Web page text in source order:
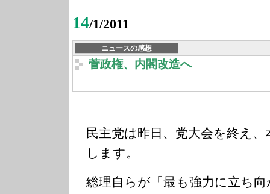
14/1/2011
ニュースの感想
菅政権、内閣改造へ
民主党は昨日、党大会を終え
します。
総理自らが「最も強力に立ち